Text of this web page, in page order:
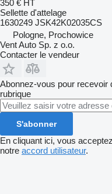
350 € HT
Sellette d'attelage
1630249 JSK42K02035CS
Pologne, Prochowice
Vent Auto Sp. z o.o.
Contacter le vendeur
Abonnez-vous pour recevoir
rubrique
S'abonner
En cliquant ici, vous
notre accord utilisateur.